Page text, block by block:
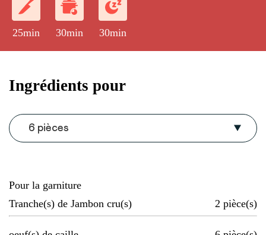
25min 30min 30min
Ingrédients pour
6 pièces
Pour la garniture
Tranche(s) de Jambon cru(s)
2 pièce(s)